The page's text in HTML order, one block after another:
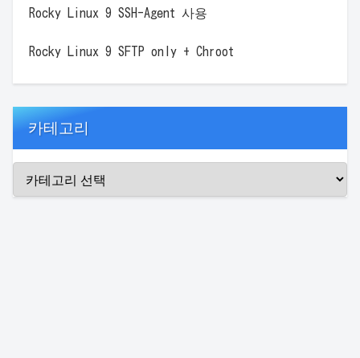
Rocky Linux 9 SSH-Agent 사용
Rocky Linux 9 SFTP only + Chroot
카테고리